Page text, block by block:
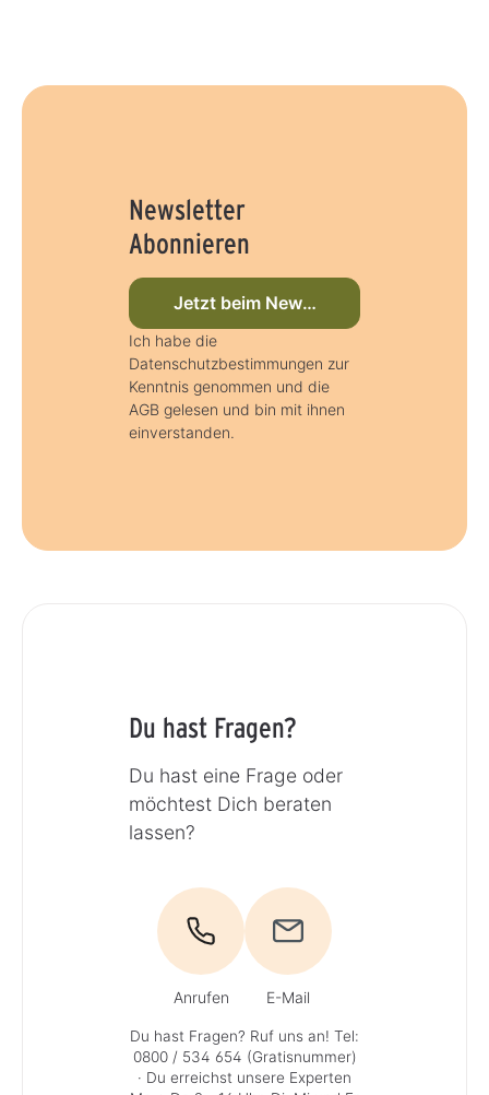
Newsletter
Abonnieren
Jetzt beim Newsletter anmelden
Ich habe die
Datenschutzbestimmungen zur
Kenntnis genommen und die
AGB gelesen und bin mit ihnen
einverstanden.
Du hast Fragen?
Du hast eine Frage oder
möchtest Dich beraten
lassen?
Anrufen E-Mail
Du hast Fragen? Ruf uns an! Tel:
0800 / 534 654 (Gratisnummer)
· Du erreichst unsere Experten